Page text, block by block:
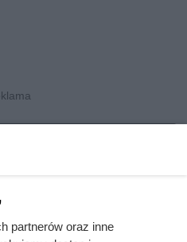
ciepła w budynku i
izolacyjnych
partnerów oraz inne